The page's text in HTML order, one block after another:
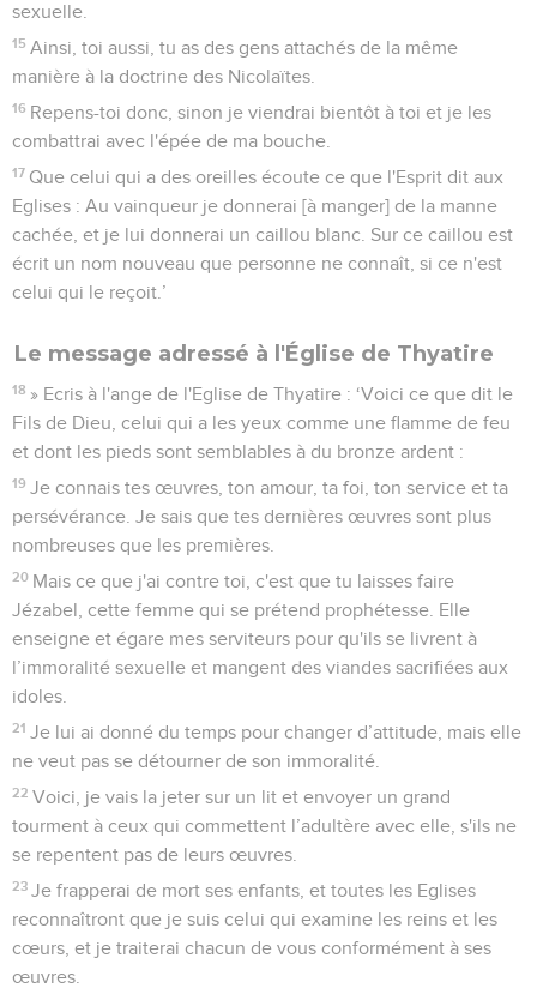
sexuelle.
15 Ainsi, toi aussi, tu as des gens attachés de la même
manière à la doctrine des Nicolaïtes.
16 Repens-toi donc, sinon je viendrai bientôt à toi et je les
combattrai avec l'épée de ma bouche.
17 Que celui qui a des oreilles écoute ce que l'Esprit dit aux
Eglises : Au vainqueur je donnerai [à manger] de la manne
cachée, et je lui donnerai un caillou blanc. Sur ce caillou est
écrit un nom nouveau que personne ne connaît, si ce n'est
celui qui le reçoit.’
Le message adressé à l'Église de Thyatire
18 » Ecris à l'ange de l'Eglise de Thyatire : ‘Voici ce que dit le
Fils de Dieu, celui qui a les yeux comme une flamme de feu
et dont les pieds sont semblables à du bronze ardent :
19 Je connais tes œuvres, ton amour, ta foi, ton service et ta
persévérance. Je sais que tes dernières œuvres sont plus
nombreuses que les premières.
20 Mais ce que j'ai contre toi, c'est que tu laisses faire
Jézabel, cette femme qui se prétend prophétesse. Elle
enseigne et égare mes serviteurs pour qu'ils se livrent à
l’immoralité sexuelle et mangent des viandes sacrifiées aux
idoles.
21 Je lui ai donné du temps pour changer d’attitude, mais elle
ne veut pas se détourner de son immoralité.
22 Voici, je vais la jeter sur un lit et envoyer un grand
tourment à ceux qui commettent l’adultère avec elle, s'ils ne
se repentent pas de leurs œuvres.
23 Je frapperai de mort ses enfants, et toutes les Eglises
reconnaîtront que je suis celui qui examine les reins et les
cœurs, et je traiterai chacun de vous conformément à ses
œuvres.